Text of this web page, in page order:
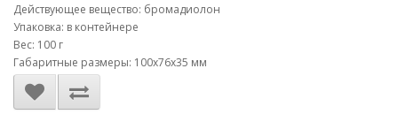
Действующее вещество: бромадиолон
Упаковка: в контейнере
Вес: 100 г
Габаритные размеры: 100х76х35 мм